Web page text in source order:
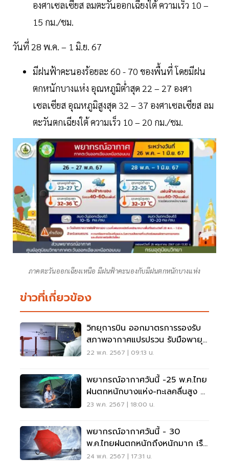
องศาเซลเซียส ลมตะวันออกเฉียงใต้ ความเร็ว 10 –
15 กม./ชม.
วันที่ 28 พ.ค. – 1 มิ.ย. 67
มีฝนฟ้าคะนองร้อยละ 60 - 70 ของพื้นที่ โดยมีฝน
ตกหนักบางแห่ง อุณหภูมิต่ำสุด 22 – 27 องศา
เซลเซียส อุณหภูมิสูงสุด 32 – 37 องศาเซลเซียส ลม
ตะวันตกเฉียงใต้ ความเร็ว 10 – 20 กม./ชม.
ภาคตะวันออกเฉียงเหนือ มีฝนฟ้าคะนองกับมีฝนตกหนักบางแห่ง
ข่าวที่เกี่ยวข้อง
วิทยุการบิน ออกมาตรการรองรับ
สภาพอากาศแปรปรวน รับมือพายุ
ฤดูฝน
22 พ.ค. 2567 | 09:13 น.
พยากรณ์อากาศวันนี้ -25 พ.ค.ไทย
ฝนตกหนักบางแห่ง-ทะเลคลื่นสูง 2-
3 เมตร
23 พ.ค. 2567 | 18:00 น.
พยากรณ์อากาศวันนี้ - 30
พ.ค.ไทยฝนตกหนักถึงหนักมาก เรือ
เล็กงดเดินเรือ
24 พ.ค. 2567 | 17:31 น.